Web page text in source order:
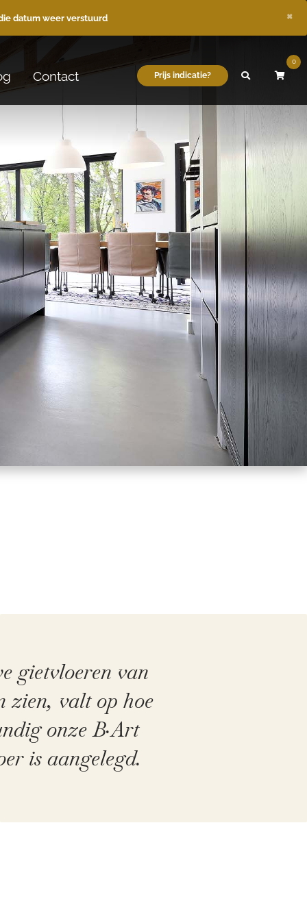
datum weer verstuurd ×
Contact Prijs indicatie?
0
gietvloeren van
zien, valt op hoe
onze B·Art
is aangelegd.